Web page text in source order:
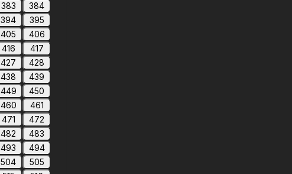
383
384
394
395
405
406
416
417
427
428
438
439
449
450
460
461
471
472
482
483
493
494
504
505